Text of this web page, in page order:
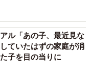
ル「あの子、最近見な
ていたはずの家庭が消
子を目の当りに